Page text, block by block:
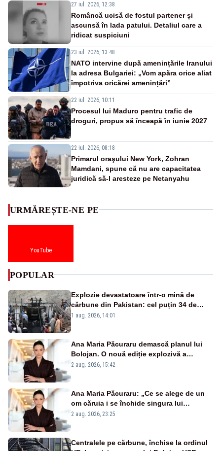
27 iul. 2026, 12:38
Româncă ucisă de fostul partener și
ascunsă în lada patului. Detaliul care a
ridicat suspiciuni
23 iul. 2026, 13:48
NATO intervine după amenințările Iranului
la adresa Bulgariei: „Vom apăra orice aliat
împotriva oricărei amenințări”
22 iul. 2026, 10:11
Procesul lui Maduro pentru trafic de
droguri, propus să înceapă în iunie 2027
22 iul. 2026, 08:18
Primarul oraşului New York, Zohran
Mamdani, spune că nu are capacitatea
juridică să-l aresteze pe Netanyahu
URMĂREȘTE-NE PE
YouTube
POPULAR
Explozie devastatoare într-o mină de
cărbune din Pakistan: cel puțin 34 de
morți - VIDEO
1 aug. 2026, 14:01
Ana Maria Păcuraru demască planul lui
Bolojan. O nouă ediție explozivă a
emisiunii „Miza Zilei” la Realitatea PLUS
2 aug. 2026, 15:42
Ana Maria Păcuraru: „Ce se alege de un
om căruia i se închide singura lui
portiță?”
2 aug. 2026, 23:25
Centralele pe cărbune, închise la ordinul